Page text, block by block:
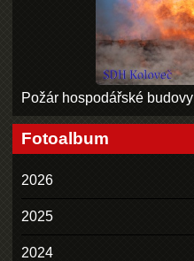
Požár hospodářské budovy
Fotoalbum
2026
2025
2024